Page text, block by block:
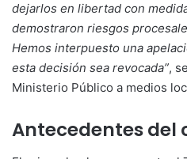
dejarlos en libertad con
demostraron riesgos
Hemos interpuesto una
esta decisión sea revocada”,
Ministerio Público a medios
Antecedentes del